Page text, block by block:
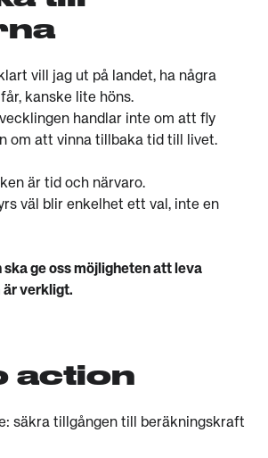
vill jag ut på landet, ha några
kanske lite höns.
handlar inte om att fly
om att vinna tillbaka tid till livet.
är tid och närvaro.
väl blir enkelhet ett val, inte en
ska ge oss möjligheten att leva
är verkligt.
action
säkra tillgången till beräkningskraft